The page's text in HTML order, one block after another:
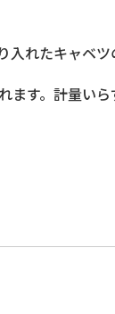
入れたキャベ
ます。計量い